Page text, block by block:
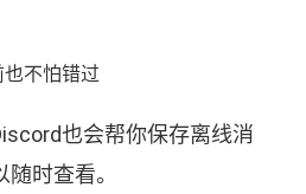
不怕错过
也会帮你保存离线消
时查看。